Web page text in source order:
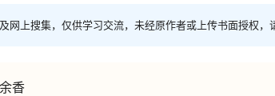
网上搜集，仅供学习交流，未经原作者或上传书面授权，
香